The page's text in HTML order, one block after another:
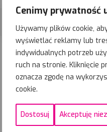
Cenimy prywatność
Używamy plików cookie,
wyświetlać reklamy lub
indywidualnych potrzeb
ruch na stronie. Kliknięcie
oznacza zgodę na
cookie.
Dostosuj Akceptuję
%
Najbliższe
terminy
PROMOCYJNE
Zadzwoń